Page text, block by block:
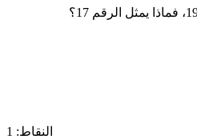
النقاط: 1